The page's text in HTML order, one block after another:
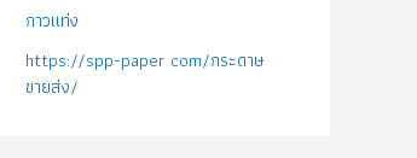
กาวแท่ง
https://spp-paper com/กระดาษ
ขายส่ง/